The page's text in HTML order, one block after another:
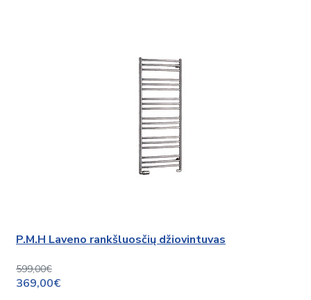
P.M.H Laveno rankšluosčių džiovintuvas
599,00€
369,00€